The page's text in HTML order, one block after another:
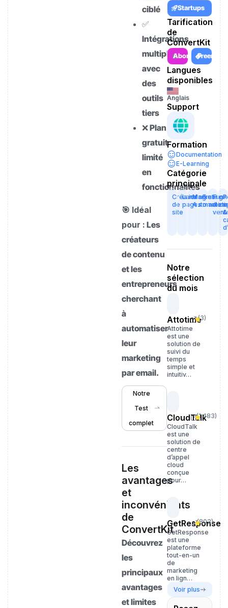
ciblé
✅
Intégrations
multiples
avec
des
outils
tiers
❌ Plan
gratuit
limité
en
fonctionnalités
🎯 Idéal
pour : Les
créateurs
de contenu
et les
entrepreneurs
cherchant
à
automatiser
leur
marketing
par email.
Notre
Test
complet
Les
avantages
et
inconvénients
de
ConvertKit
Découvrez
les
principaux
avantages
et limites
Startups
Tarification
de
ConvertKit
AbonnementFreemium
Langues
disponibles
Anglais
Support
Formation
Documentation
E-Learning
Catégorie
principale
Création
de
site
Landing
pages
Marketing
Automation
Email
de
&
Notre
sélection
du mois
Attotime
(3)
Attotime
est une
solution de
suivi du
temps
simple et
intuitiv…
CloudTalk
(1 483)
CloudTalk
est une
solution de
centre
d’appel
cloud
conçue
pour…
GetResponse
(802)
GetResponse
est une
plateforme
tout-en-un
de
marketing
en lign…
Voir plus